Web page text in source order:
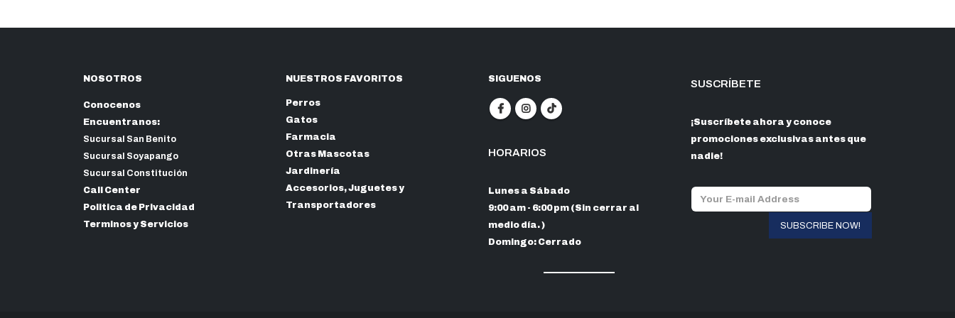
NOSOTROS
Conocenos
Encuentranos:
Sucursal San Benito
Sucursal Soyapango
Sucursal Constitución
Call Center
Politica de Privacidad
Terminos y Servicios
NUESTROS FAVORITOS
Perros
Gatos
Farmacia
Otras Mascotas
Jardinería
Accesorios, Juguetes y
Transportadores
SIGUENOS
HORARIOS
Lunes a Sábado
9:00 am - 6:00 pm (Sin cerrar al
medio día. )
Domingo: Cerrado
SUSCRÍBETE
¡Suscríbete ahora y conoce
promociones exclusivas antes que
nadie!